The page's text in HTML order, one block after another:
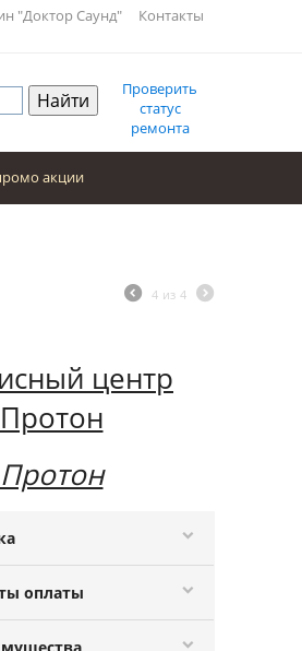
"Доктор Саунд" Контакты
Проверить
статус
ремонта
акции
4 из 4
центр
Протон
Протон
оплаты